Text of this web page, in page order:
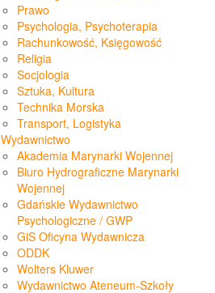
Prawo
Psychologia, Psychoterapia
Rachunkowość, Księgowość
Religia
Socjologia
Sztuka, Kultura
Technika Morska
Transport, Logistyka
Wydawnictwo
Akademia Marynarki Wojennej
Biuro Hydrograficzne Marynarki
Wojennej
Gdańskie Wydawnictwo
Psychologiczne / GWP
GiS Oficyna Wydawnicza
ODDK
Wolters Kluwer
Wydawnictwo Ateneum-Szkoły